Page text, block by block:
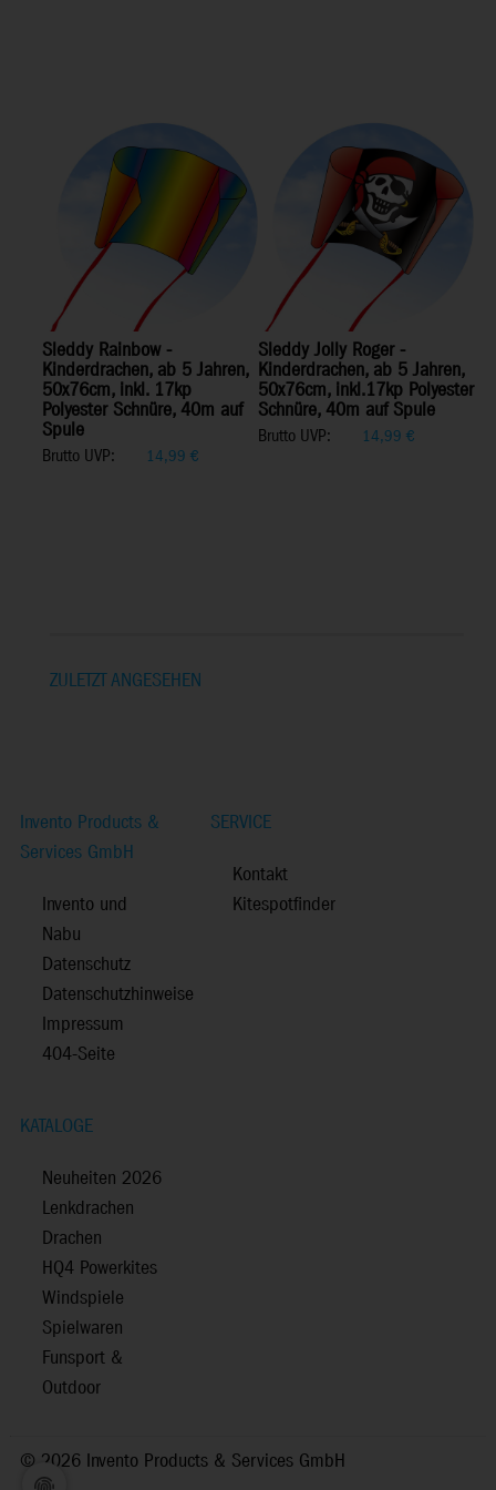
Sleddy Rainbow -
Kinderdrachen, ab 5 Jahren,
50x76cm, inkl. 17kp
Polyester Schnüre, 40m auf
Spule
Brutto UVP: 14,99 €
Sleddy Jolly Roger -
Kinderdrachen, ab 5 Jahren,
50x76cm, inkl.17kp Polyester
Schnüre, 40m auf Spule
Brutto UVP: 14,99 €
ZULETZT ANGESEHEN
Invento Products &
Services GmbH
Invento und
Nabu
Datenschutz
Datenschutzhinweise
Impressum
404-Seite
SERVICE
Kontakt
Kitespotfinder
KATALOGE
Neuheiten 2026
Lenkdrachen
Drachen
HQ4 Powerkites
Windspiele
Spielwaren
Funsport &
Outdoor
© 2026 Invento Products & Services GmbH